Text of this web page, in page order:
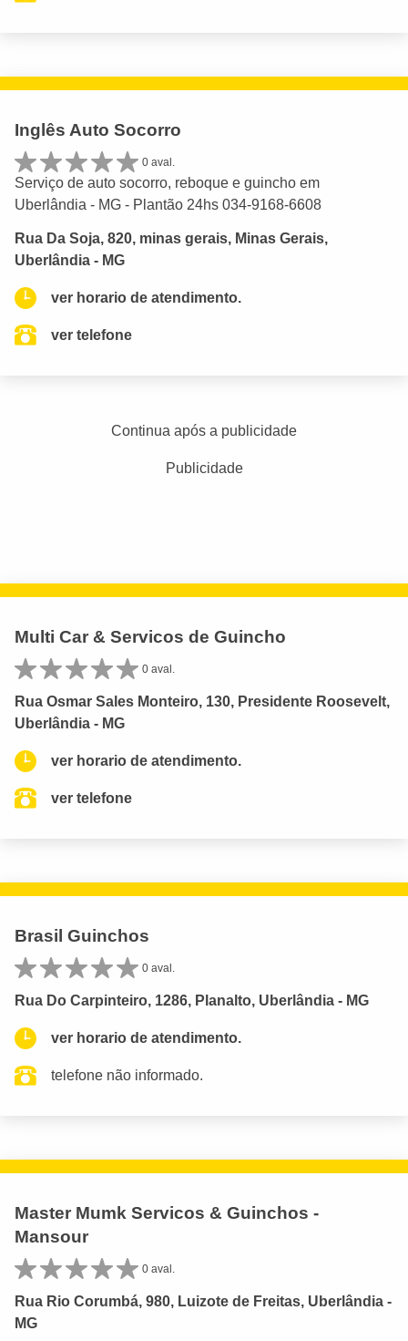
Inglês Auto Socorro
0 aval.
Serviço de auto socorro, reboque e guincho em
Uberlândia - MG - Plantão 24hs 034-9168-6608
Rua Da Soja, 820, minas gerais, Minas Gerais,
Uberlândia - MG
ver horario de atendimento.
ver telefone
Continua após a publicidade
Publicidade
Multi Car & Servicos de Guincho
0 aval.
Rua Osmar Sales Monteiro, 130, Presidente Roosevelt,
Uberlândia - MG
ver horario de atendimento.
ver telefone
Brasil Guinchos
0 aval.
Rua Do Carpinteiro, 1286, Planalto, Uberlândia - MG
ver horario de atendimento.
telefone não informado.
Master Mumk Servicos & Guinchos -
Mansour
0 aval.
Rua Rio Corumbá, 980, Luizote de Freitas, Uberlândia -
MG